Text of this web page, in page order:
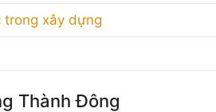
trong xây dựng
Thành Đông